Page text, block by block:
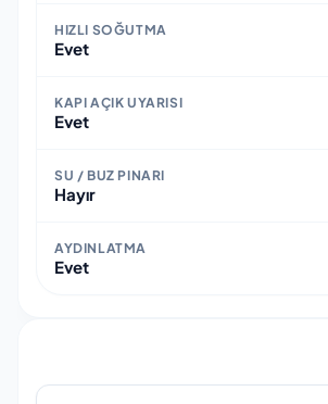
HIZLI SOĞUTMA
Evet
KAPI AÇIK UYARISI
Evet
SU / BUZ PINARI
Hayır
AYDINLATMA
Evet